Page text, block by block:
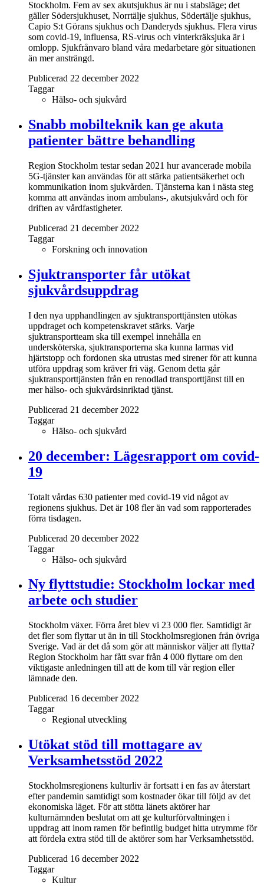
Stockholm. Fem av sex akutsjukhus är nu i stabsläge; det
gäller Södersjukhuset, Norrtälje sjukhus, Södertälje sjukhus,
Capio S:t Görans sjukhus och Danderyds sjukhus. Flera virus
som covid-19, influensa, RS-virus och vinterkräksjuka är i
omlopp. Sjukfrånvaro bland våra medarbetare gör situationen
än mer ansträngd.
Publicerad 22 december 2022
Taggar
Hälso- och sjukvård
Snabb mobilteknik kan ge akuta
patienter bättre behandling
Region Stockholm testar sedan 2021 hur avancerade mobila
5G-tjänster kan användas för att stärka patientsäkerhet och
kommunikation inom sjukvården. Tjänsterna kan i nästa steg
komma att användas inom ambulans-, akutsjukvård och för
driften av vårdfastigheter.
Publicerad 21 december 2022
Taggar
Forskning och innovation
Sjuktransporter får utökat
sjukvårdsuppdrag
I den nya upphandlingen av sjuktransporttjänsten utökas
uppdraget och kompetenskravet stärks. Varje
sjuktransportteam ska till exempel innehålla en
undersköterska, sjuktransporterna ska kunna larmas vid
hjärtstopp och fordonen ska utrustas med sirener för att kunna
utföra uppdrag som kräver fri väg. Genom detta går
sjuktransporttjänsten från en renodlad transporttjänst till en
mer hälso- och sjukvårdsinriktad tjänst.
Publicerad 21 december 2022
Taggar
Hälso- och sjukvård
20 december: Lägesrapport om covid-
19
Totalt vårdas 630 patienter med covid-19 vid något av
regionens sjukhus. Det är 108 fler än vad som rapporterades
förra tisdagen.
Publicerad 20 december 2022
Taggar
Hälso- och sjukvård
Ny flyttstudie: Stockholm lockar med
arbete och studier
Stockholm växer. Förra året blev vi 23 000 fler. Samtidigt är
det fler som flyttar ut än in till Stockholmsregionen från övriga
Sverige. Vad är det då som gör att människor väljer att flytta?
Region Stockholm har fått svar från 4 000 flyttare om den
viktigaste anledningen till att de kom till vår region eller
lämnade den.
Publicerad 16 december 2022
Taggar
Regional utveckling
Utökat stöd till mottagare av
Verksamhetsstöd 2022
Stockholmsregionens kulturliv är fortsatt i en fas av återstart
efter pandemin samtidigt som kostnader ökar till följd av det
ekonomiska läget. För att stötta länets aktörer har
kulturnämnden beslutat om att ge kulturförvaltningen i
uppdrag att inom ramen för befintlig budget hitta utrymme för
att fördela extra stöd till de aktörer som har Verksamhetsstöd.
Publicerad 16 december 2022
Taggar
Kultur